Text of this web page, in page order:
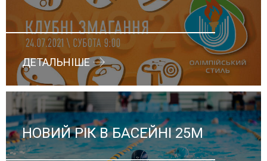
ДЕТАЛЬНІШЕ
НОВИЙ РІК В БАСЕЙНІ 25М